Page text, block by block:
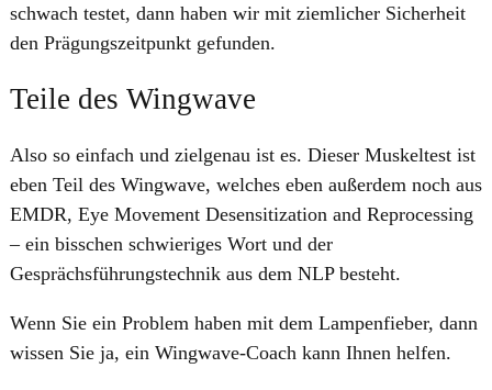
schwach testet, dann haben wir mit ziemlicher Sicherheit
den Prägungszeitpunkt gefunden.
Teile des Wingwave
Also so einfach und zielgenau ist es. Dieser Muskeltest ist
eben Teil des Wingwave, welches eben außerdem noch aus
EMDR, Eye Movement Desensitization and Reprocessing
– ein bisschen schwieriges Wort und der
Gesprächsführungstechnik aus dem NLP besteht.
Wenn Sie ein Problem haben mit dem Lampenfieber, dann
wissen Sie ja, ein Wingwave-Coach kann Ihnen helfen.